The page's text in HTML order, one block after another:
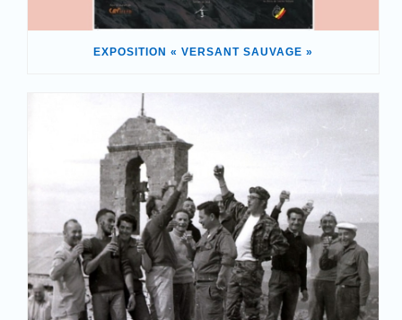
EXPOSITION « VERSANT SAUVAGE »